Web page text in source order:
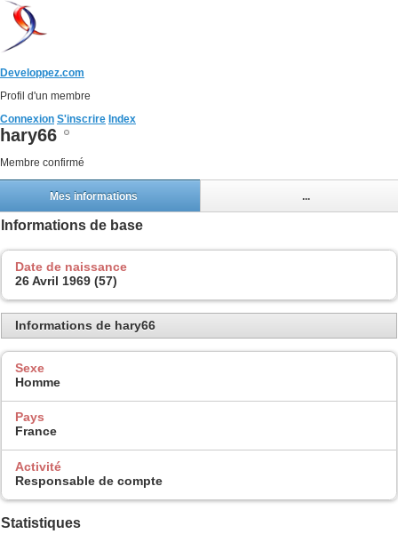
Developpez.com
Profil d'un membre
Connexion S'inscrire Index
hary66
Membre confirmé
Mes informations ...
Informations de base
Date de naissance
26 Avril 1969 (57)
Informations de hary66
Sexe
Homme
Pays
France
Activité
Responsable de compte
Statistiques